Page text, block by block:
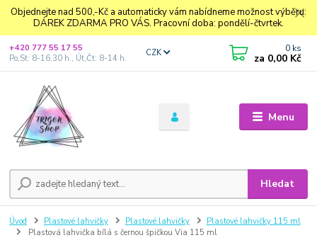
Objednejte nad 500,-Kč a automaticky vám nabídneme možnost výběru:
DÁREK ZDARMA PRO VÁS. Pracovní doba: pondělí-čtvrtek.
Menu
CZK
Hledat
+420 777 55 17 55
Po,St: 8-16.30 h., Út,Čt: 8-14 h.
0 ks
za 0,00 Kč
Úvod Plastové lahvičky Plastové lahvičky
Plastové lahvičky 115 ml
Plastová lahvička bílá s černou špičkou Via 115 ml